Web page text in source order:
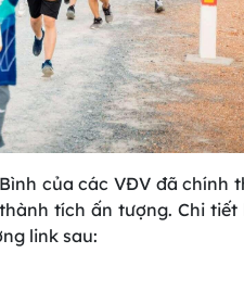
của các VĐV đã chính
tích ấn tượng. Chi tiết
link sau: